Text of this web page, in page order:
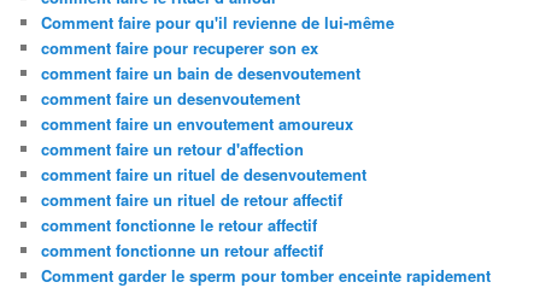
Comment faire pour qu'il revienne de lui-même
comment faire pour recuperer son ex
comment faire un bain de desenvoutement
comment faire un desenvoutement
comment faire un envoutement amoureux
comment faire un retour d'affection
comment faire un rituel de desenvoutement
comment faire un rituel de retour affectif
comment fonctionne le retour affectif
comment fonctionne un retour affectif
Comment garder le sperm pour tomber enceinte rapidement